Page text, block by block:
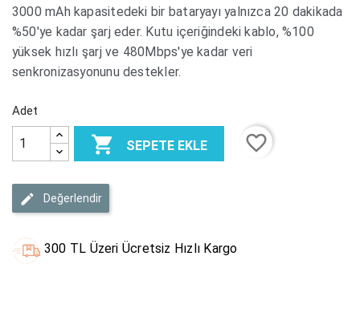
3000 mAh kapasitedeki bir bataryayı yalnızca 20 dakikada
%50'ye kadar şarj eder. Kutu içeriğindeki kablo, %100
yüksek hızlı şarj ve 480Mbps'ye kadar veri
senkronizasyonunu destekler.
Adet
 SEPETE EKLE favorite_border
Değerlendir
300 TL Üzeri Ücretsiz Hızlı Kargo